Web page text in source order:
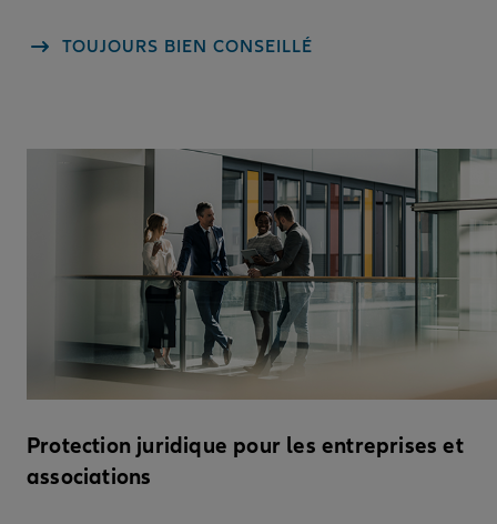
TOUJOURS BIEN CONSEILLÉ
Protection juridique pour les entreprises et
associations